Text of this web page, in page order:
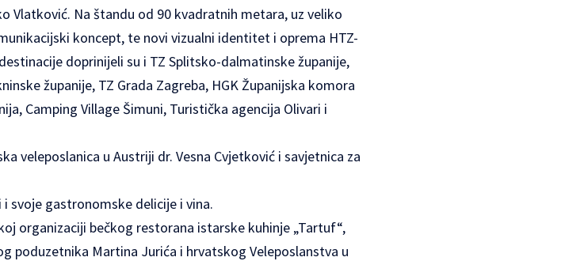
Vlatković. Na štandu od 90 kvadratnih metara, uz veliko
koncept, te novi vizualni identitet i oprema HTZ-
doprinijeli su i TZ Splitsko-dalmatinske županije,
županije, TZ Grada Zagreba, HGK Županijska komora
Camping Village Šimuni, Turistička agencija Olivari i
veleposlanica u Austriji dr. Vesna Cvjetković i savjetnica za
svoje gastronomske delicije i vina.
organizaciji bečkog restorana istarske kuhinje „Tartuf“,
poduzetnika Martina Jurića i hrvatskog Veleposlanstva u